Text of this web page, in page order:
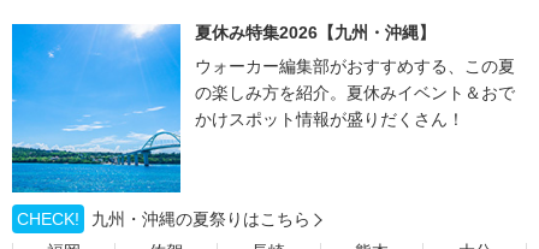
夏休み特集2026【九州・沖縄】
ウォーカー編集部がおすすめする、この夏
の楽しみ方を紹介。夏休みイベント＆おで
かけスポット情報が盛りだくさん！
CHECK!
九州・沖縄の夏祭りはこちら